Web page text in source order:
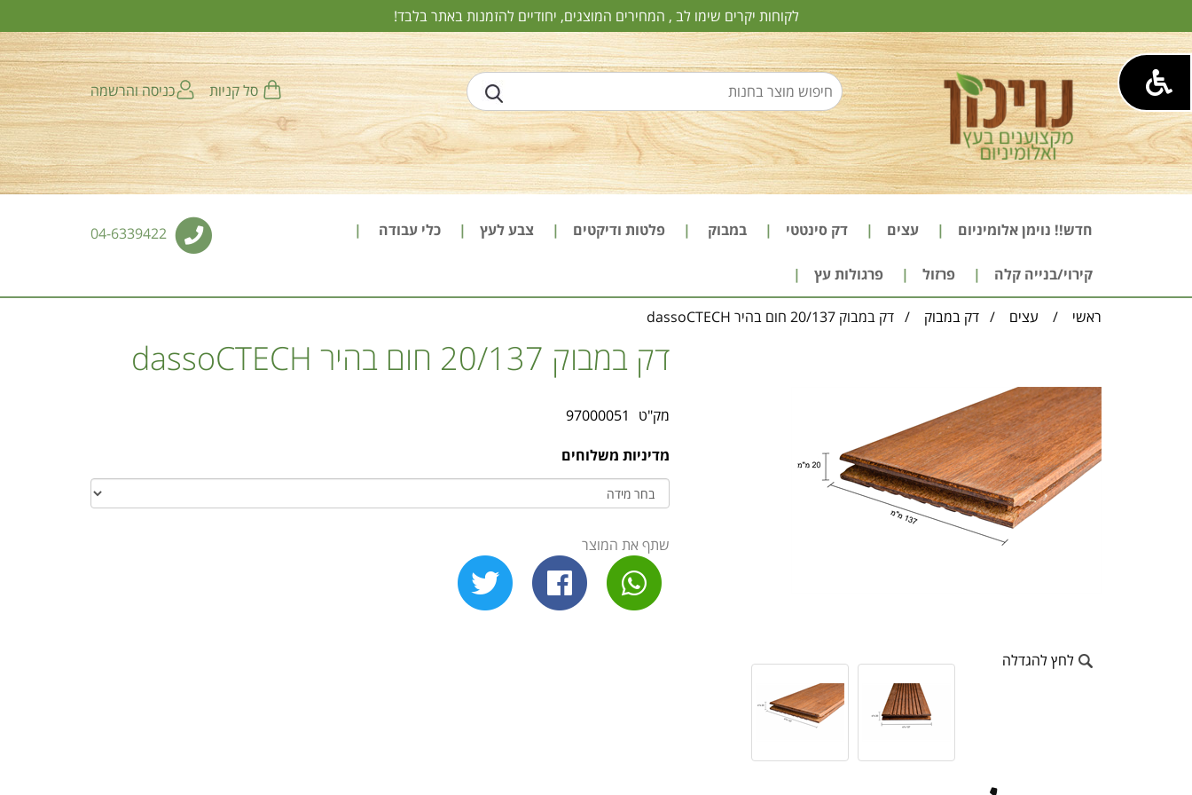
לקוחות יקרים שימו לב , המחירים המוצגים, יחודיים להזמנות באתר בלבד!
כניסה והרשמה סל קניות
חדש!! נוימן אלומיניום עצים דק סינטטי במבוק פלטות ודיקטים צבע לעץ כלי עבודה
קירוי/בנייה קלה פרזול פרגולות עץ
ראשי / עצים / דק במבוק / דק במבוק 20/137 חום בהיר dassoCTECH
דק במבוק 20/137 חום בהיר dassoCTECH
מק"ט 97000051
מדיניות משלוחים
שתף את המוצר
לחץ להגדלה